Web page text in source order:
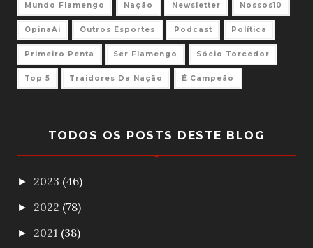
Mundo Flamengo Nação Newsletter Nossos10
OpinaAi Outros Esportes Podcast Política
Primeiro Penta Ser Flamengo Sócio Torcedor
Top 5 Traidores Da Nação É Campeão
TODOS OS POSTS DESTE BLOG
► 2023 (46)
► 2022 (78)
► 2021 (38)